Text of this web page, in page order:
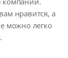
нравится, а
можно легко